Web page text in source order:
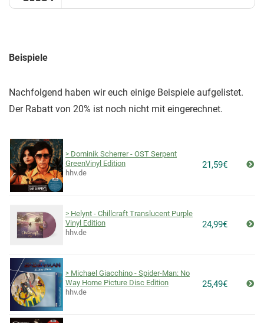
Beispiele
Nachfolgend haben wir euch einige Beispiele aufgelistet.
Der Rabatt von 20% ist noch nicht mit eingerechnet.
Dominik Scherrer - OST Serpent
GreenVinyl Edition
hhv.de
21,59€
Helynt - Chillcraft Translucent Purple
Vinyl Edition
hhv.de
24,99€
Michael Giacchino - Spider-Man: No
Way Home Picture Disc Edition
hhv.de
25,49€